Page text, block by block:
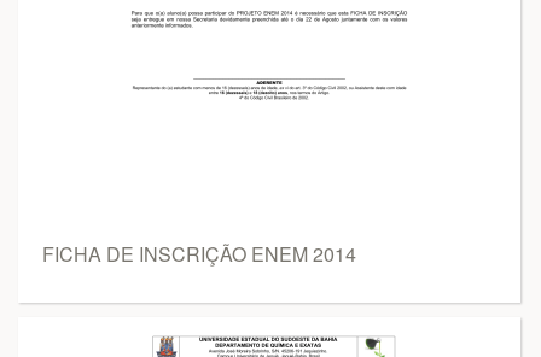
FICHA DE INSCRIÇÃO ENEM 2014